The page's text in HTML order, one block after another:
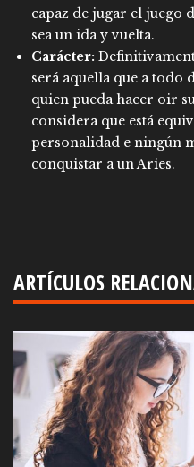
capaz de jugar el juego
sea un ida y vuelta.
Carácter:
será aquella que a
quien pueda hacer oir
considera que está
personalidad e ningún
conquistar a un Aries.
ARTÍCULOS